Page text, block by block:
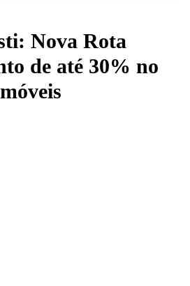
Nova Rota
de até 30% no